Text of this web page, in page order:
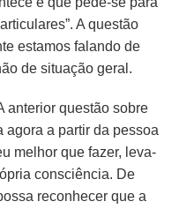
A questão
estamos falando de
de situação geral.
anterior questão sobre
agora a partir da pessoa
melhor que fazer, leva-
consciência. De
reconhecer que a